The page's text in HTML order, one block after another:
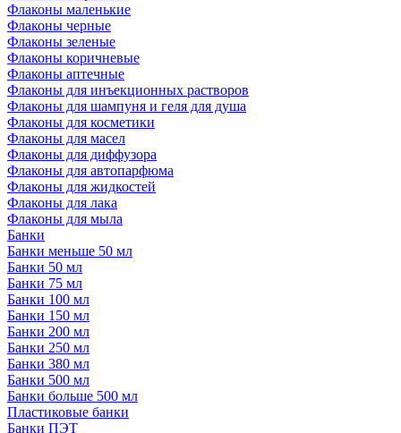
Флаконы маленькие
Флаконы черные
Флаконы зеленые
Флаконы коричневые
Флаконы аптечные
Флаконы для инъекционных растворов
Флаконы для шампуня и геля для душа
Флаконы для косметики
Флаконы для масел
Флаконы для диффузора
Флаконы для автопарфюма
Флаконы для жидкостей
Флаконы для лака
Флаконы для мыла
Банки
Банки меньше 50 мл
Банки 50 мл
Банки 75 мл
Банки 100 мл
Банки 150 мл
Банки 200 мл
Банки 250 мл
Банки 380 мл
Банки 500 мл
Банки больше 500 мл
Пластиковые банки
Банки ПЭТ